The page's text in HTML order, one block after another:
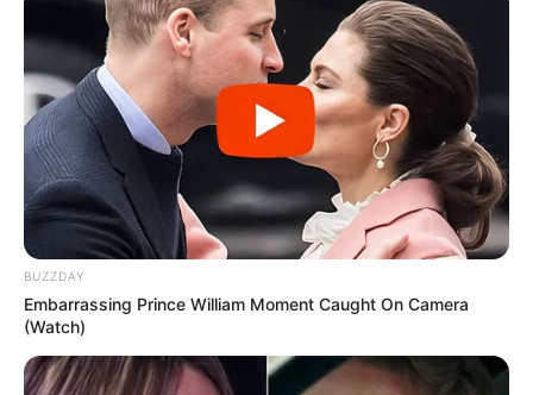
BUZZDAY
Embarrassing Prince William Moment Caught On Camera
(Watch)